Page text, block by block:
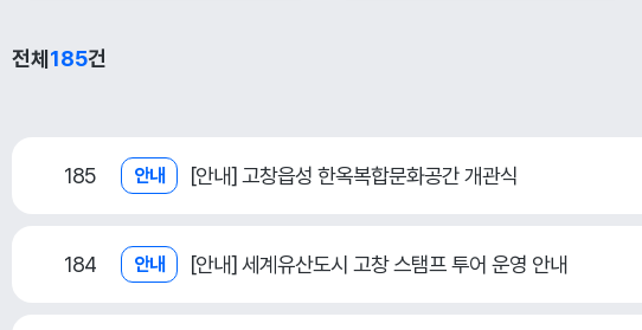
전체 185건
185 안내 [안내] 고창읍성 한옥복합문화공간 개관식
184 안내 [안내] 세계유산도시 고창 스탬프 투어 운영 안내